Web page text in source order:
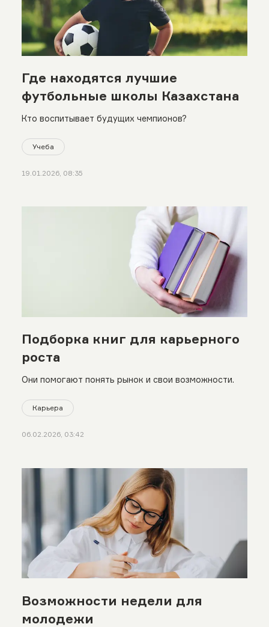
Где находятся лучшие
футбольные школы Казахстана
Кто воспитывает будущих чемпионов?
Учеба
19.01.2026, 08:35
Подборка книг для карьерного
роста
Они помогают понять рынок и свои возможности.
Карьера
06.02.2026, 03:42
Возможности недели для
молодежи